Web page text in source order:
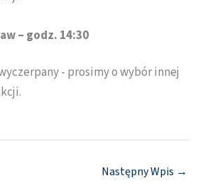
– godz. 14:30
- prosimy o wybór innej
Następny Wpis →